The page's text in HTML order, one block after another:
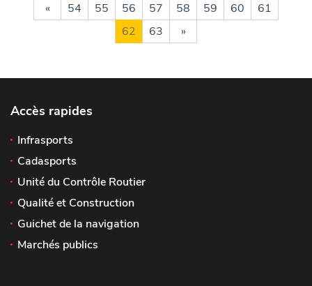
« 54 55 56 57 58 59 60
61
62
63 »
Accès rapides
Infrasports
Cadasports
Unité du Contrôle Routier
Qualité et Construction
Guichet de la navigation
Marchés publics